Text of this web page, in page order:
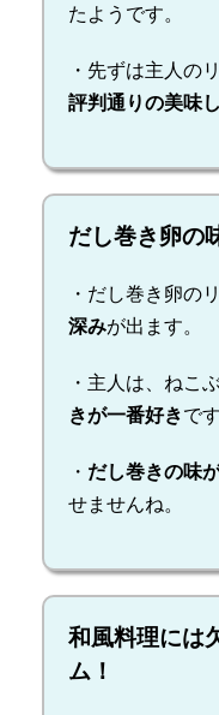
たようです。
・先ずは主人の
評判通りの美味
だし巻き卵の
・だし巻き卵の
深みが出ます。
・主人は、ねこ
きが一番好きです
・ だし巻きの味
せませんね。
和風料理には
ム！